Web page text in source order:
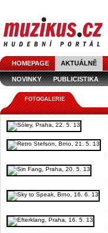
HOMEPAGE AKTUÁLNĚ
NOVINKY PUBLICISTIKA
FOTOGALERIE